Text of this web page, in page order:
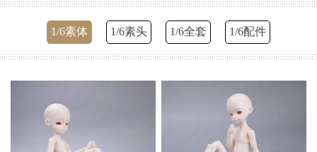
1/6素体 1/6素头 1/6全套 1/6配件